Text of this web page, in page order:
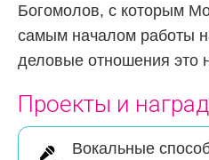
Богомолов, с которым
самым началом работы
деловые отношения это
Проекты и
Вокальные